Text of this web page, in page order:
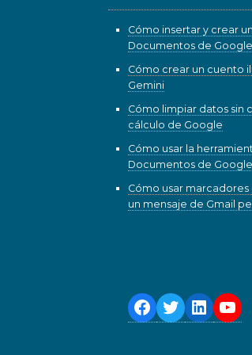
Cómo insertar y crear
Documentos de Google
Cómo crear un cuento
Gemini
Cómo limpiar datos sin
cálculo de Google
Cómo usar la
Documentos de Google
Cómo usar
un mensaje de Gmail